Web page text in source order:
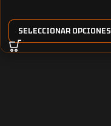
SELECCIONAR OPCIONES